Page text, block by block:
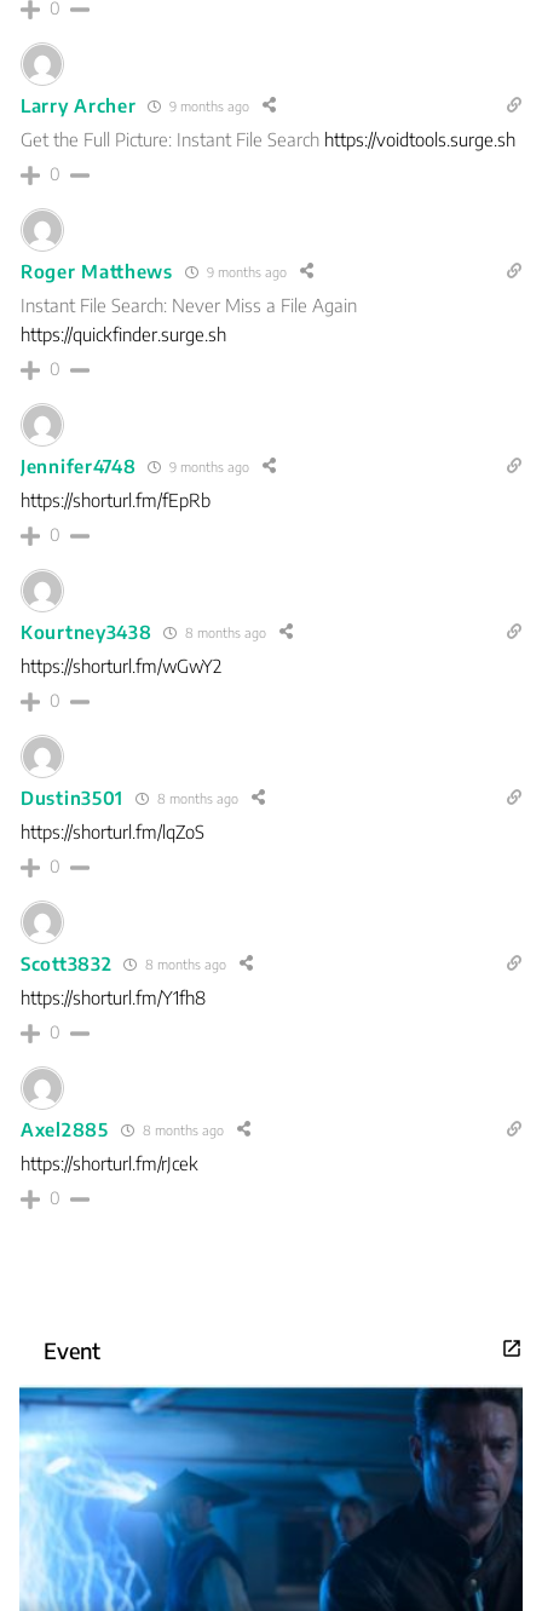
0
Larry Archer 9 months ago
Get the Full Picture: Instant File Search https://voidtools.surge.sh
0
Roger Matthews 9 months ago
Instant File Search: Never Miss a File Again
https://quickfinder.surge.sh
0
Jennifer4748 9 months ago
https://shorturl.fm/fEpRb
0
Kourtney3438 8 months ago
https://shorturl.fm/wGwY2
0
Dustin3501 8 months ago
https://shorturl.fm/lqZoS
0
Scott3832 8 months ago
https://shorturl.fm/Y1fh8
0
Axel2885 8 months ago
https://shorturl.fm/rJcek
0
Event